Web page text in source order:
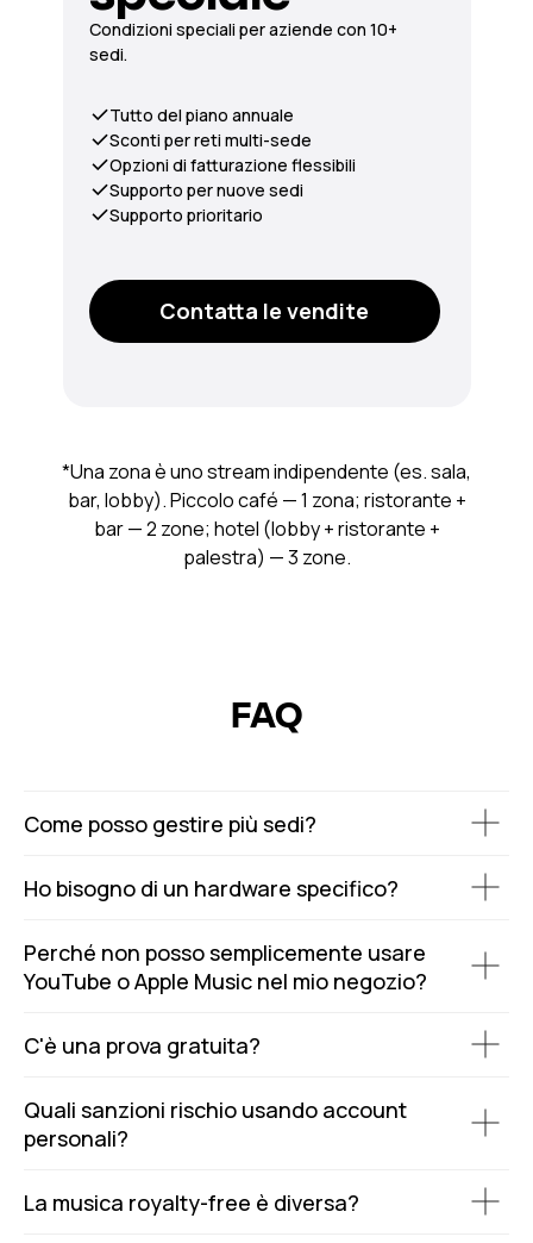
*Una zona è uno stream indipendente (es. sala,
bar, lobby). Piccolo café — 1 zona; ristorante +
bar — 2 zone; hotel (lobby + ristorante +
palestra) — 3 zone.
Condizioni speciali per aziende con 10+
sedi.
Contatta le vendite
Tutto del piano annuale
Sconti per reti multi-sede
Opzioni di fatturazione flessibili
Supporto per nuove sedi
Supporto prioritario
FAQ
Come posso gestire più sedi?
Ho bisogno di un hardware specifico?
Perché non posso semplicemente usare
YouTube o Apple Music nel mio negozio?
C'è una prova gratuita?
Quali sanzioni rischio usando account
personali?
La musica royalty-free è diversa?